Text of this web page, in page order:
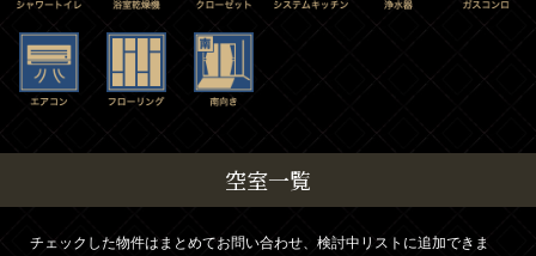
空室一覧
チェックした物件はまとめてお問い合わせ、検討中リストに追加できま